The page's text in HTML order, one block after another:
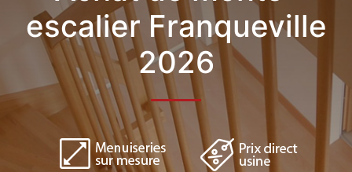
escalier Franqueville
2026